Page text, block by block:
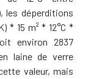
les déperditions
* 15 m² * 12°C *
environ 2837
laine de verre
valeur, mais